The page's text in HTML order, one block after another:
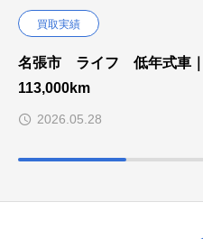
買取実績
名張市 ライフ 低年式車｜
113,000km
2026.05.28